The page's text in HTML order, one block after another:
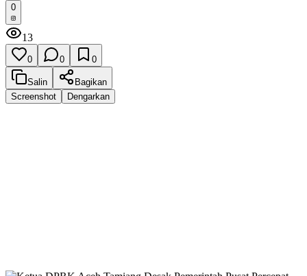
0
13
0 0 0
Salin
Bagikan
Screenshot
Dengarkan